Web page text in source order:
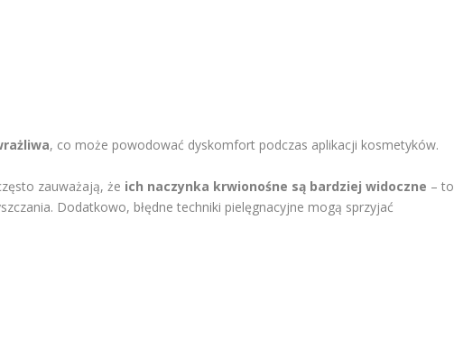
, co może powodować dyskomfort podczas aplikacji kosmetyków.
zauważają, że ich naczynka krwionośne są bardziej widoczne – to
Dodatkowo, błędne techniki pielęgnacyjne mogą sprzyjać